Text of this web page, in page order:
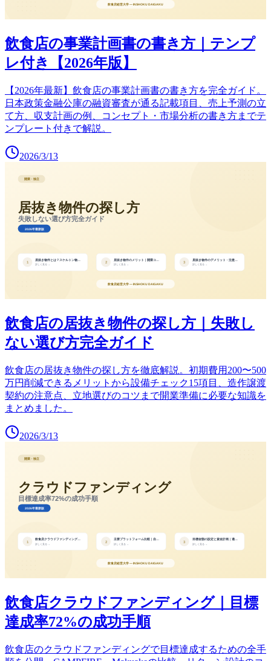
飲食店の事業計画書の書き方｜テンプ
レ付き【2026年版】
【2026年最新】飲食店の事業計画書の書き方を完全ガイド。
日本政策金融公庫の融資審査が通る記載項目、売上予測の立
て方、収支計画の例、コンセプト・市場分析の書き方までテ
ンプレート付きで解説。
2026/3/13
飲食店の居抜き物件の探し方｜失敗し
ない選び方完全ガイド
飲食店の居抜き物件の探し方を徹底解説。初期費用200〜500
万円削減できるメリットから設備チェック15項目、造作譲渡
契約の注意点、立地選びのコツまで開業準備に必要な知識を
まとめました。
2026/3/13
飲食店クラウドファンディング｜目標
達成率72%の成功手順
飲食店のクラウドファンディングで目標達成するための全手